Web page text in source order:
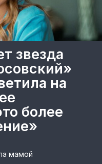
звезда
на
более
мамой